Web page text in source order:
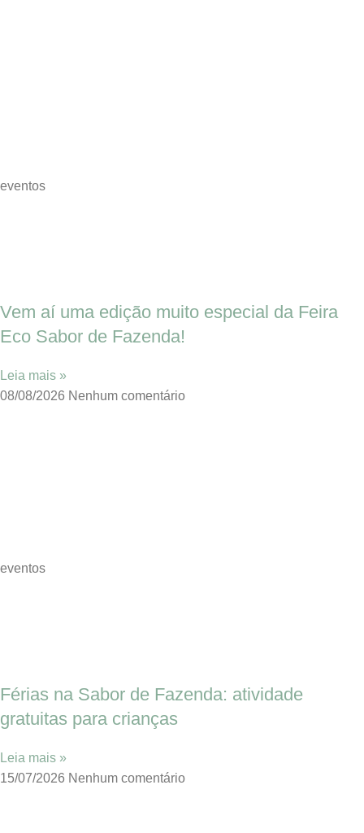
eventos
Vem aí uma edição muito especial da Feira
Eco Sabor de Fazenda!
Leia mais »
08/08/2026 Nenhum comentário
eventos
Férias na Sabor de Fazenda: atividade
gratuitas para crianças
Leia mais »
15/07/2026 Nenhum comentário